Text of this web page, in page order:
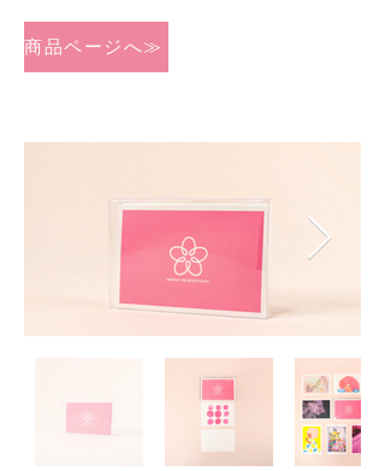
商品ページへ≫